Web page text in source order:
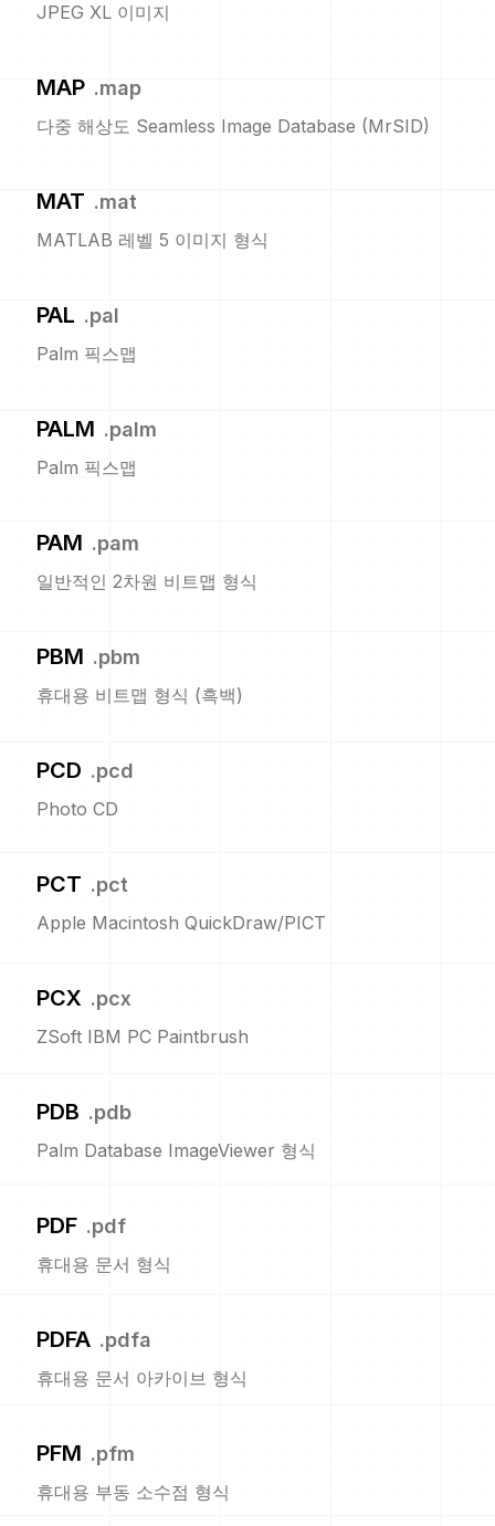
JPEG XL 이미지
MAP .map
다중 해상도 Seamless Image Database (MrSID)
MAT .mat
MATLAB 레벨 5 이미지 형식
PAL .pal
Palm 픽스맵
PALM .palm
Palm 픽스맵
PAM .pam
일반적인 2차원 비트맵 형식
PBM .pbm
휴대용 비트맵 형식 (흑백)
PCD .pcd
Photo CD
PCT .pct
Apple Macintosh QuickDraw/PICT
PCX .pcx
ZSoft IBM PC Paintbrush
PDB .pdb
Palm Database ImageViewer 형식
PDF .pdf
휴대용 문서 형식
PDFA .pdfa
휴대용 문서 아카이브 형식
PFM .pfm
휴대용 부동 소수점 형식